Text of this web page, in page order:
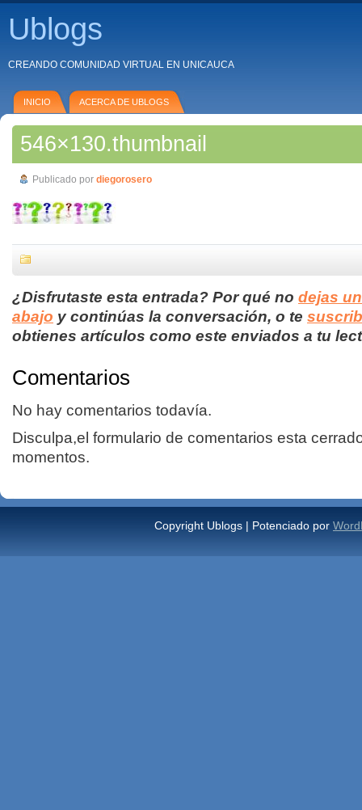
Ublogs
CREANDO COMUNIDAD VIRTUAL EN UNICAUCA
INICIO ACERCA DE UBLOGS
546×130.thumbnail
Publicado por diegorosero
¿Disfrutaste esta entrada? Por qué no dejas
abajo y continúas la conversación, o te
obtienes artículos como este enviados a tu
Comentarios
No hay comentarios todavía.
Disculpa,el formulario de comentarios esta
momentos.
Copyright Ublogs | Potenciado por